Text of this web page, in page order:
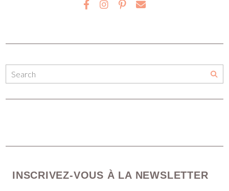
INSCRIVEZ-VOUS À LA NEWSLETTER